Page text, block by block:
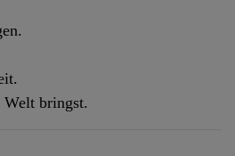
bringst.